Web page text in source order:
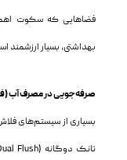
فضاهایی که سکوت
بهداشتی، بسیار ارزشمند
صرفه‌جویی در مصرف آب
بسیاری از سیستم‌های